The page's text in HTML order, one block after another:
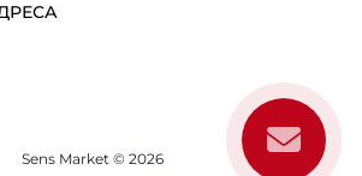
Sens Market © 2026